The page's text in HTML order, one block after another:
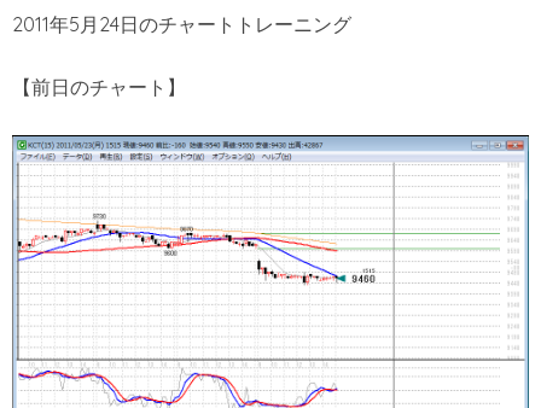
2011年5月24日のチャートトレーニング
【前日のチャート】